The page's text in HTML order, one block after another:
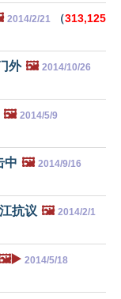
2014/2/21 （313,125
外 🖼️ 2014/10/26
🖼️ 2014/5/9
中 🖼️ 2014/9/16
抗议 🖼️ 2014/2/1
2014/5/18